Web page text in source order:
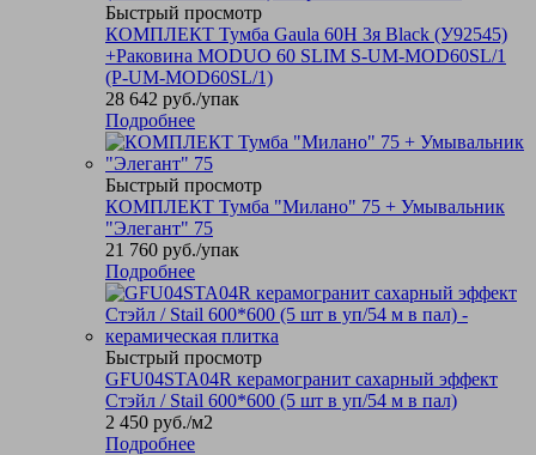
Быстрый просмотр
КОМПЛЕКТ Тумба Gaula 60Н 3я Black (У92545)
+Раковина MODUO 60 SLIM S-UM-MOD60SL/1
(P-UM-MOD60SL/1)
28 642 руб./упак
Подробнее
Быстрый просмотр
КОМПЛЕКТ Тумба "Милано" 75 + Умывальник
"Элегант" 75
21 760 руб./упак
Подробнее
Быстрый просмотр
GFU04STA04R керамогранит сахарный эффект
Стэйл / Stail 600*600 (5 шт в уп/54 м в пал)
2 450 руб./м2
Подробнее